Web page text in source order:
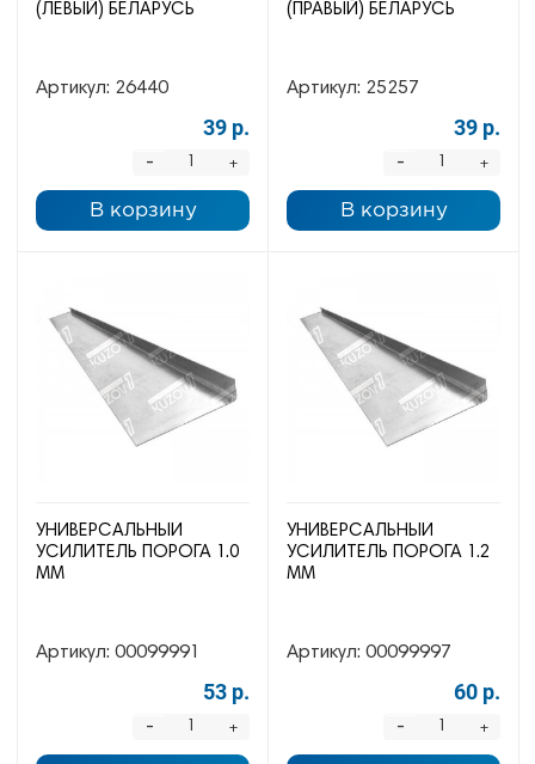
(ЛЕВЫЙ) БЕЛАРУСЬ
Артикул: 26440
39 р.
+
-
В корзину
(ПРАВЫЙ) БЕЛАРУСЬ
Артикул: 25257
39 р.
+
-
В корзину
УНИВЕРСАЛЬНЫЙ
УСИЛИТЕЛЬ ПОРОГА 1.0
ММ
Артикул: 00099991
53 р.
+
-
УНИВЕРСАЛЬНЫЙ
УСИЛИТЕЛЬ ПОРОГА 1.2
ММ
Артикул: 00099997
60 р.
+
-